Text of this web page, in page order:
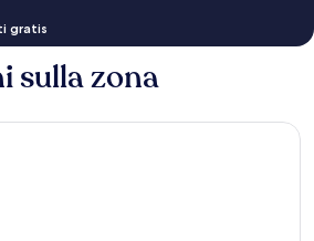
gratis
sulla zona